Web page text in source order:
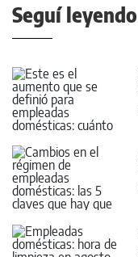
Seguí leyendo